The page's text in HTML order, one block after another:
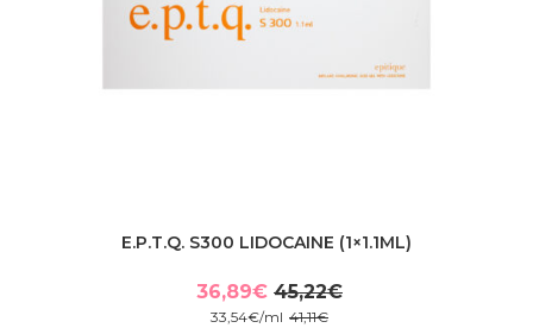
E.P.T.Q. S300 LIDOCAINE (1×1.1ML)
45,22€
Ursprünglicher
36,89€
Aktueller
41,11€
33,54€/ml